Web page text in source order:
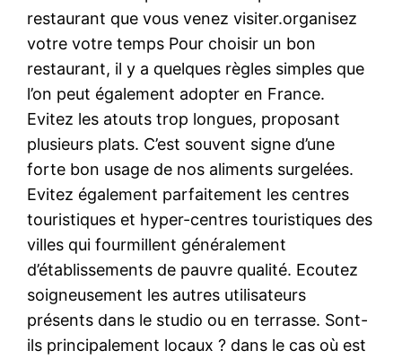
restaurant que vous venez visiter.organisez
votre votre temps Pour choisir un bon
restaurant, il y a quelques règles simples que
l’on peut également adopter en France.
Evitez les atouts trop longues, proposant
plusieurs plats. C’est souvent signe d’une
forte bon usage de nos aliments surgelées.
Evitez également parfaitement les centres
touristiques et hyper-centres touristiques des
villes qui fourmillent généralement
d’établissements de pauvre qualité. Ecoutez
soigneusement les autres utilisateurs
présents dans le studio ou en terrasse. Sont-
ils principalement locaux ? dans le cas où est